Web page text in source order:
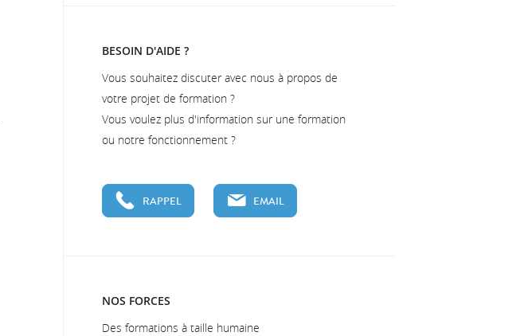
BESOIN D'AIDE ?
Vous souhaitez discuter avec nous à propos de
votre projet de formation ?
Vous voulez plus d'information sur une formation
ou notre fonctionnement ?
RAPPEL EMAIL
NOS FORCES
Des formations à taille humaine